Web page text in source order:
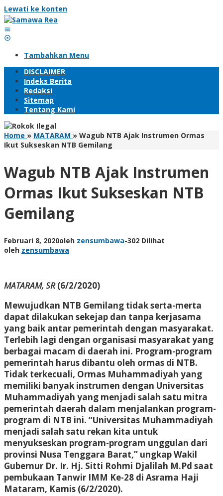
Lewati ke konten
Tambahkan Menu
DISCLAIMER
Indeks Berita
Redaksi
Sitemap
Tentang Kami
Home » MATARAM » Wagub NTB Ajak Instrumen Ormas
Ikut Sukseskan NTB Gemilang
Wagub NTB Ajak Instrumen
Ormas Ikut Sukseskan NTB
Gemilang
Februari 8, 2020oleh zensumbawa-302 Dilihat
oleh zensumbawa
MATARAM, SR(6/2/2020)
Mewujudkan NTB Gemilang tidak serta-merta
dapat dilakukan sekejap dan tanpa kerjasama
yang baik antar pemerintah dengan masyarakat.
Terlebih lagi dengan organisasi masyarakat yang
berbagai macam di daerah ini. Program-program
pemerintah harus dibantu oleh ormas di NTB.
Tidak terkecuali, Ormas Muhammadiyah yang
memiliki banyak instrumen dengan Universitas
Muhammadiyah yang menjadi salah satu mitra
pemerintah daerah dalam menjalankan program-
program di NTB ini. “Universitas Muhammadiyah
menjadi salah satu rekan kita untuk
menyukseskan program-program unggulan dari
provinsi Nusa Tenggara Barat,” ungkap Wakil
Gubernur Dr. Ir. Hj. Sitti Rohmi Djalilah M.Pd saat
pembukaan Tanwir IMM Ke-28 di Asrama Haji
Mataram, Kamis (6/2/2020).